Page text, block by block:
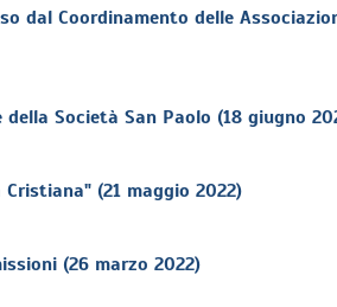
Coordinamento delle
Società San Paolo (18 giugno
(21 maggio 2022)
(26 marzo 2022)